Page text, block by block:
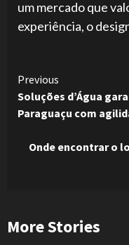
um mercado que
experiência, o
Continue
Reading
Previous
Soluções d’Água
Paraguaçu com
Onde encontrar o
More Stories